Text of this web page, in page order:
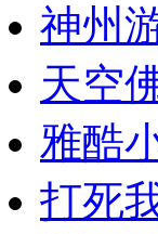
神州
天空
雅酷
打死